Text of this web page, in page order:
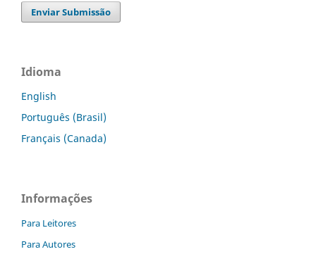
Enviar Submissão
Idioma
English
Português (Brasil)
Français (Canada)
Informações
Para Leitores
Para Autores